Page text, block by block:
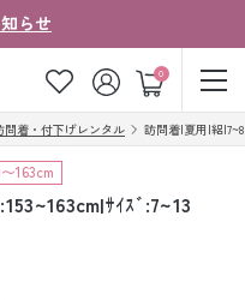
らせ
0
カート
ご注文の流れ
問着・付下げレンタル 訪問着|夏用|絽
163cm
ｻｲｽﾞ:7~13